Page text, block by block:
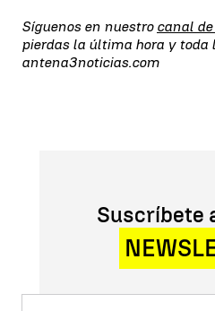
Síguenos en nuestro canal
pierdas la última hora y toda
antena3noticias.com
Suscríbete